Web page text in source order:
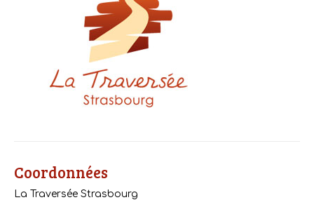
Coordonnées
La Traversée Strasbourg